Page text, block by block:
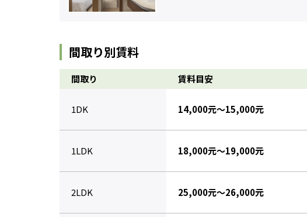
間取り別賃料
間取り 賃料目安
1DK 14,000元～15,000元
1LDK 18,000元～19,000元
2LDK 25,000元～26,000元